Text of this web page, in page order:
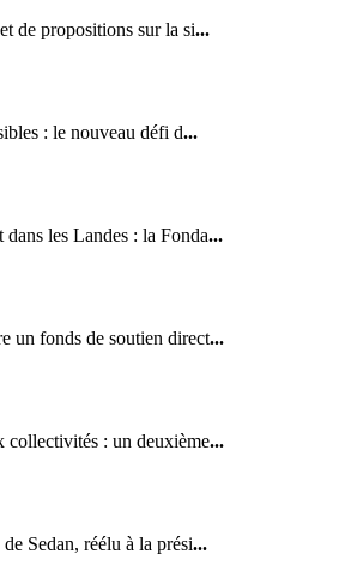
de propositions sur la si...
: le nouveau défi d...
les Landes : la Fonda...
un fonds de soutien direct...
collectivités : un deuxième...
Sedan, réélu à la prési...